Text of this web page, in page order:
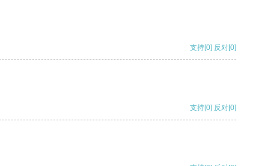
支持[0] 反对[0]
支持[0] 反对[0]